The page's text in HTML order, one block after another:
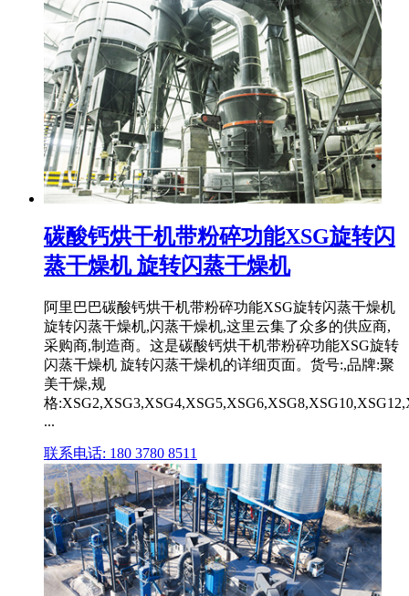
碳酸钙烘干机带粉碎功能XSG旋转闪
蒸干燥机 旋转闪蒸干燥机
阿里巴巴碳酸钙烘干机带粉碎功能XSG旋转闪蒸干燥机
旋转闪蒸干燥机,闪蒸干燥机,这里云集了众多的供应商,
采购商,制造商。这是碳酸钙烘干机带粉碎功能XSG旋转
闪蒸干燥机 旋转闪蒸干燥机的详细页面。货号:,品牌:聚
美干燥,规
格
...
联系电话: 180 3780 8511